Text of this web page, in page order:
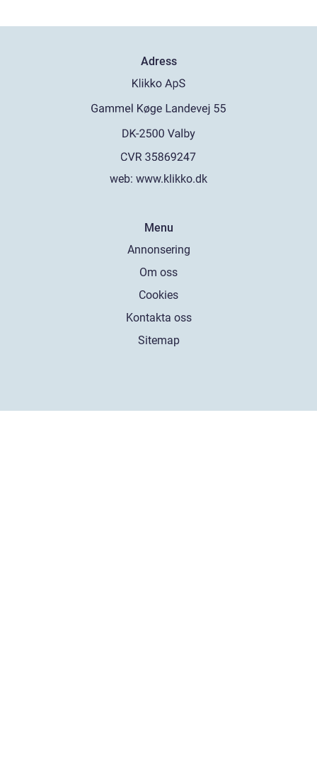
Adress
web: www.klikko.dk
Menu
Annonsering
Om oss
Cookies
Kontakta oss
Sitemap